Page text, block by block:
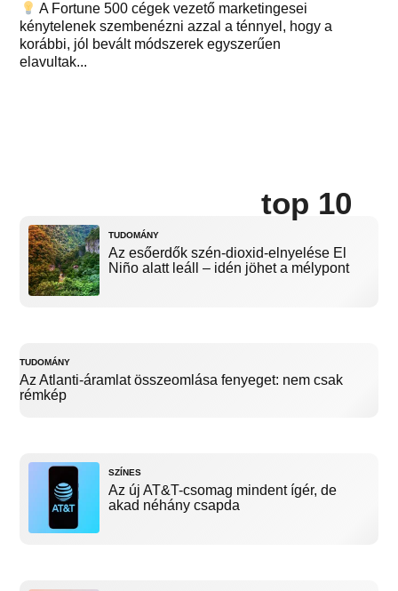
A Fortune 500 cégek vezető marketingesei
kénytelenek szembenézni azzal a ténnyel, hogy a
korábbi, jól bevált módszerek egyszerűen
elavultak...
top 10
TUDOMÁNY
Az esőerdők szén-dioxid-elnyelése El
Niño alatt leáll – idén jöhet a mélypont
TUDOMÁNY
Az Atlanti-áramlat összeomlása fenyeget: nem csak
rémkép
SZÍNES
Az új AT&T-csomag mindent ígér, de
akad néhány csapda